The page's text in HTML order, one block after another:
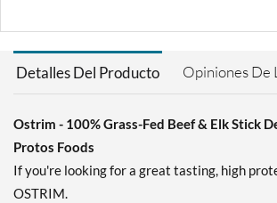
Detalles Del Producto Opiniones De
Ostrim - 100% Grass-Fed Beef & Elk Stick
Protos Foods
If you're looking for a great tasting, high
OSTRIM.